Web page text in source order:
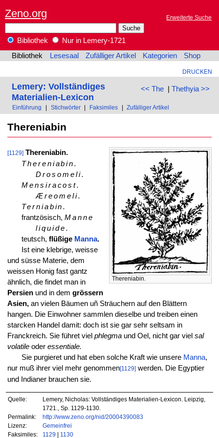
Zeno.org Erweiterte Suche
Bibliothek
Nur in Lemery-1721
Bibliothek
Lesesaal Zufälliger Artikel Kategorien Shop
DRUCKEN
<< The| Thethyia >>
Lemery: Vollständiges
Materialien-Lexicon
Einführung Stichwörter Faksimiles Zufälliger Artikel
Thereniabin
Thereniabin.
[1129] Thereniabin.
Thereniabin.
Drosomeli.
Mensiracost.
Æreomeli.
Terniabin.
frantzösisch, Manne
liquide.
teutsch, flüßige Manna.
Ist eine klebrige, weisse
und süsse Materie, dem
weissen Honig fast gantz
ähnlich, die findet man in
Persienund in dem grössern
Asien,an vielen Bäumen uñ Sträuchern auf den Blättern
hangen. Die Einwohner sammlen dieselbe und treiben einen
starcken Handel damit: doch ist sie gar sehr seltsam in
Franckreich. Sie führet viel phlegmaund Oel, nicht gar viel sal
volatileoder essentiale.
Sie purgieret und hat eben solche Kraft wie unsere Manna,
nur muß ihrer viel mehr genommen[1129]werden. Die Egyptier
und Indianer brauchen sie.
Quelle:
Lemery, Nicholas: Vollständiges Materialien-Lexicon. Leipzig,
1721., Sp. 1129-1130.
Permalink:
http://www.zeno.org/nid/20004390083
Lizenz:
Gemeinfrei
Faksimiles:
1129 | 1130